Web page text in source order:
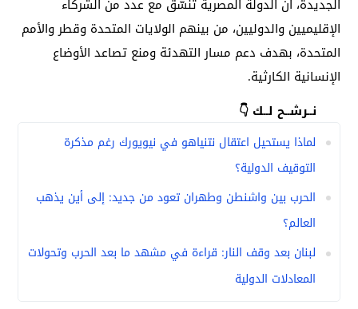
الجديدة، أن الدولة المصرية تنسّق مع عدد من الشركاء
الإقليميين والدوليين، من بينهم الولايات المتحدة وقطر والأمم
المتحدة، بهدف دعم مسار التهدئة ومنع تصاعد الأوضاع
الإنسانية الكارثية.
نــرشــح لــك 👇
لماذا يستحيل اعتقال نتنياهو في نيويورك رغم مذكرة
التوقيف الدولية؟
الحرب بين واشنطن وطهران تعود من جديد: إلى أين يذهب
العالم؟
لبنان بعد وقف النار: قراءة في مشهد ما بعد الحرب وتحولات
المعادلات الدولية